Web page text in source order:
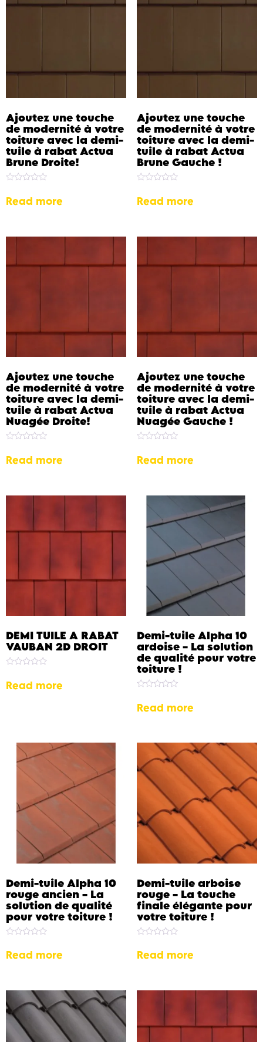
Ajoutez une touche
de modernité à votre
toiture avec la demi-
tuile à rabat Actua
Brune Droite!
0
out
Read more
Ajoutez une touche
de modernité à votre
toiture avec la demi-
tuile à rabat Actua
Brune Gauche !
0
out
Read more
Ajoutez une touche
de modernité à votre
toiture avec la demi-
tuile à rabat Actua
Nuagée Droite!
0
out
Read more
Ajoutez une touche
de modernité à votre
toiture avec la demi-
tuile à rabat Actua
Nuagée Gauche !
0
out
Read more
DEMI TUILE A RABAT
VAUBAN 2D DROIT
0
out
Read more
Demi-tuile Alpha 10
ardoise – La solution
de qualité pour votre
toiture !
0
out
Read more
Demi-tuile Alpha 10
rouge ancien – La
solution de qualité
pour votre toiture !
0
out
Read more
Demi-tuile arboise
rouge – La touche
finale élégante pour
votre toiture !
0
out
Read more